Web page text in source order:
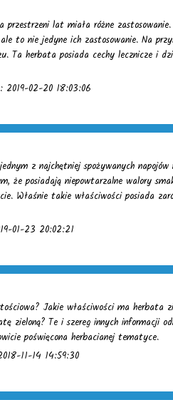
przestrzeni lat miała różne
to nie jedyne ich zastosowanie. Na
Ta herbata posiada cechy lecznicze i
2019-02-20 18:03:06
z najchętniej spożywanych
że posiadają niepowtarzalne walory
Właśnie takie właściwości posiada
01-23 20:02:21
Jakie właściwości ma herbata
zieloną? Te i szereg innych informacji
poświęcona herbacianej tematyce.
11-14 14:59:30